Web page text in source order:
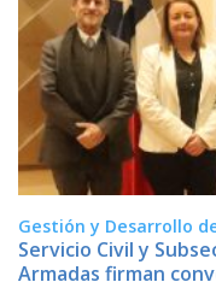
Gestión y Desarrollo
Servicio Civil y
Armadas firman